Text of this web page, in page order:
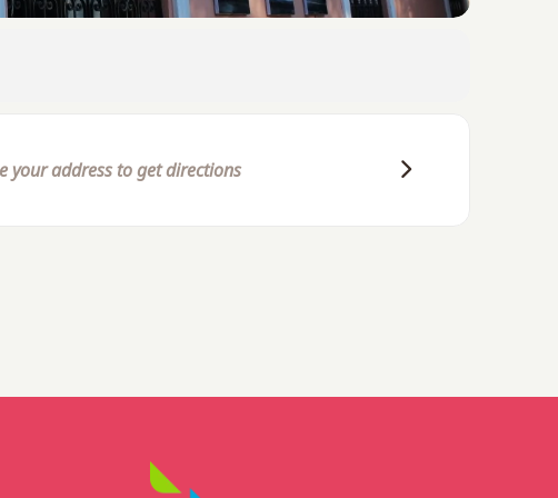
en la década de 1950, por el hecho de que en